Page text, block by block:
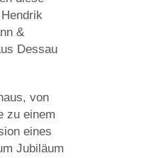
Hendrik
&
Dessau
von
zu einem
eines
Jubiläum